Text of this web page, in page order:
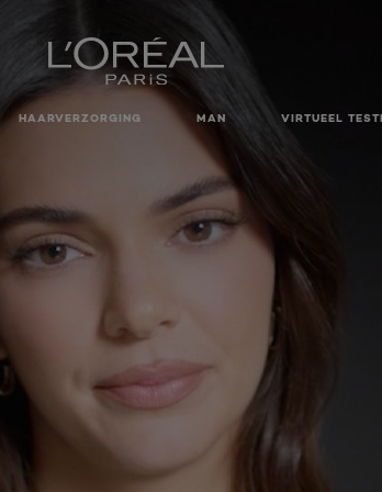
HAARVERZORGING MAN VIRTUEEL